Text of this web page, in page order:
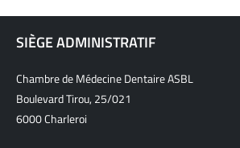
SIÈGE ADMINISTRATIF
Chambre de Médecine Dentaire ASBL
Boulevard Tirou, 25/021
6000 Charleroi